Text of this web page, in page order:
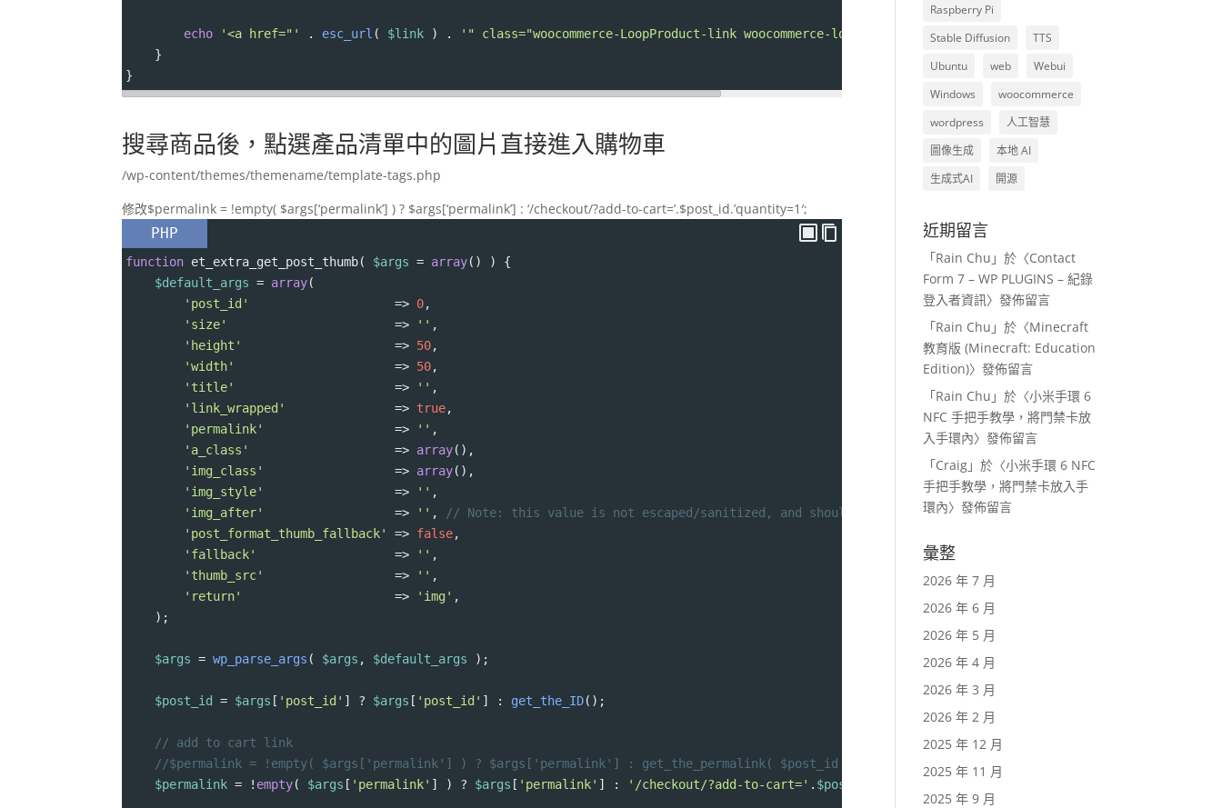
echo '<a href="' . esc_url ( $link ) . '" class="woocommerce-LoopProduct-link woocommerce-loop-product__link">';
}
}
搜尋商品後，點選產品清單中的圖片直接進入購物車
/wp-content/themes/themename/template-tags.php
修改$permalink = !empty( $args[‘permalink’] ) ? $args[‘permalink’] : ‘/checkout/?add-to-cart=’.$post_id.’quantity=1′;
PHP
function et_extra_get_post_thumb( $args = array() ) {
$default_args = array(
'post_id'
=> 0,
'size'
=> '' ,
'height'
=> 50,
'width'
=> 50,
'title'
=> '' ,
'link_wrapped'
=> true,
'permalink'
=> '' ,
'a_class'
=> array(),
'img_class'
=> array(),
'img_style'
=> '' ,
'img_after'
=> '' , // Note: this value is not escaped/sanitized, and should be used for internal purposes only, not any user
'post_format_thumb_fallback'
=> false,
'fallback'
=> '' ,
'thumb_src'
=> '' ,
'return'
=> 'img' ,
);
$args = wp_parse_args ( $args , $default_args );
$post_id = $args [ 'post_id' ] ? $args [ 'post_id' ] : get_the_ID();
// add to cart link
//$permalink = !empty( $args['permalink'] ) ? $args['permalink'] : get_the_permalink( $post_id );
$permalink = ! empty( $args [ 'permalink' ] ) ? $args [ 'permalink' ] : '/checkout/?add-to-cart=' . $post_id
Raspberry Pi
Stable Diffusion
TTS
Ubuntu
web
Webui
Windows
woocommerce
wordpress
人工智慧
圖像生成
本地 AI
生成式AI
開源
近期留言
「Rain Chu 」於〈Contact
Form 7 – WP PLUGINS – 紀錄
登入者資訊〉發佈留言
「Rain Chu 」於〈Minecraft
教育版 (Minecraft: Education
Edition)〉發佈留言
「Rain Chu 」於〈小米手環 6
NFC 手把手教學，將門禁卡放
入手環內〉發佈留言
「Craig 」於〈小米手環 6 NFC
手把手教學，將門禁卡放入手
環內〉發佈留言
彙整
2026 年 7 月
2026 年 6 月
2026 年 5 月
2026 年 4 月
2026 年 3 月
2026 年 2 月
2025 年 12 月
2025 年 11 月
2025 年 9 月